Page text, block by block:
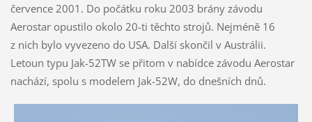
července 2001. Do počátku roku 2003 brány závodu
Aerostar opustilo okolo 20-ti těchto strojů. Nejméně 16
z nich bylo vyvezeno do USA. Další skončil v Austrálii.
Letoun typu Jak-52TW se přitom v nabídce závodu Aerostar
nachází, spolu s modelem Jak-52W, do dnešních dnů.